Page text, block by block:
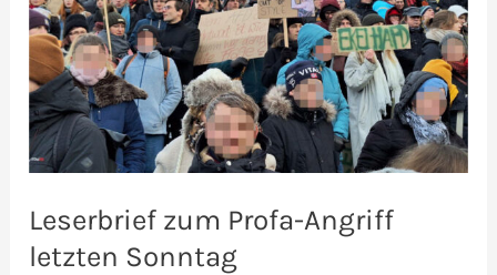
Leserbrief zum Profa-Angriff
letzten Sonntag